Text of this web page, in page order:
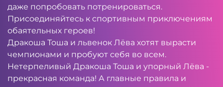
даже попробовать потренироваться.
Присоединяйтесь к спортивным приключениям
обаятельных героев!
Дракоша Тоша и львенок Лёва хотят вырасти
чемпионами и пробуют себя во всем.
Нетерпеливый Дракоша Тоша и упорный Лёва -
прекрасная команда! А главные правила и